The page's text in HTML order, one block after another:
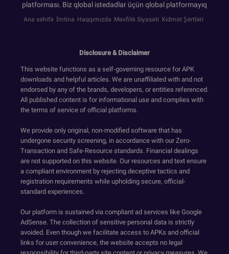
platforması. Biz qlobal istedadlar üçün qlobal platformayıq
Ana səhifə İmtina Haqqımızda Məxfilik Siyasəti Xidmət Şərtləri
Disclosure & Disclaimer
This website functions as a self-governing resource for APK
downloads and helpful articles. We are unaffiliated with and not
endorsed by any of the brands, developers, or entities referenced.
All published content is for informational use and complies with
the terms of service of official platforms.
We provide only original, non-modified software that has
undergone security screening, in accordance with our Zero-
Transaction and Safe-Resource standards. Financial dealings
are not supported on this website. Our resources and text ensure
a compliant environment by rejecting deceptive tactics and
registration requirements while upholding secure, official-
standard experiences.
Our platform is sustained via compliant ad services like Google
AdSense. The collection of sensitive personal data is strictly
avoided. Even though we facilitate access to APKs and official
links for user convenience, the website accepts no legal